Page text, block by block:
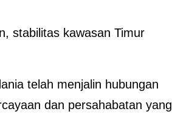
stabilitas kawasan Timur
telah menjalin hubungan
dan persahabatan yang